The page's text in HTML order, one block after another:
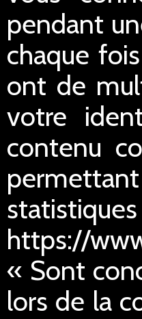
pendant
chaque
ont de
votre
contenu
https://
« Sont
lors de la